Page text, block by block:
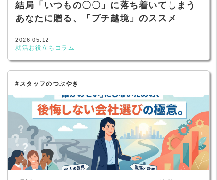
結局「いつもの〇〇」に落ち着いてしまう
あなたに贈る、「プチ越境」のススメ
2026.05.12
就活お役立ちコラム
#スタッフのつぶやき